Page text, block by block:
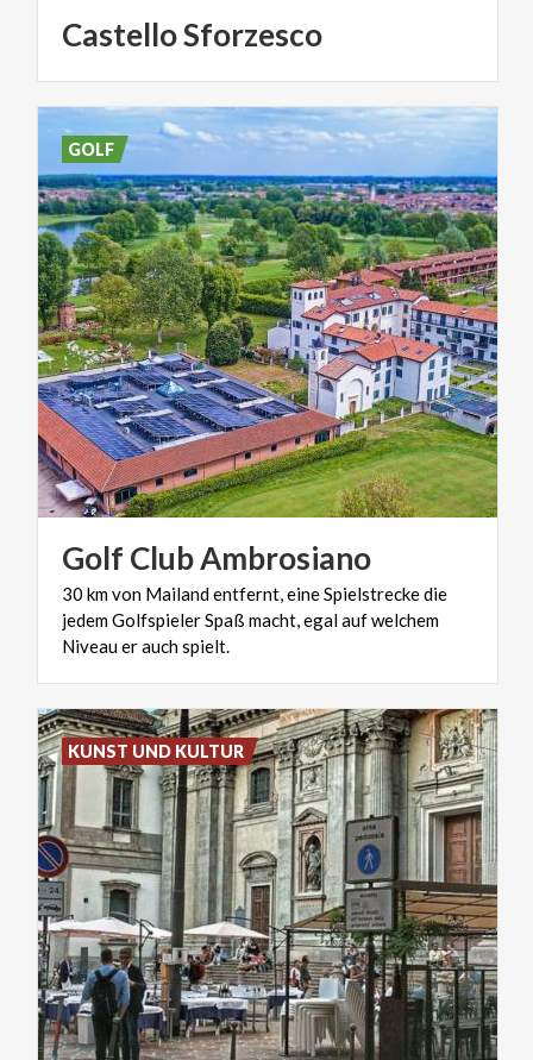
CastelloSforzesco
Golf ClubAmbrosiano
30 km von Mailand entfernt, eine Spielstrecke die
jedem Golfspieler Spaß macht, egal auf welchem
Niveau er auch spielt.
GOLF
KUNST UND KULTUR